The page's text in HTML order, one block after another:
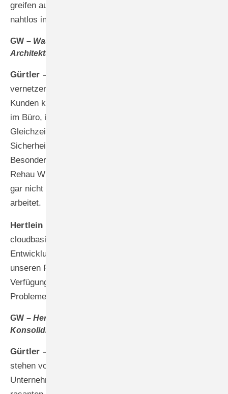
greifen auf technische Dokumentationen zu. ­Alles ist
nahtlos in ihre Arbeitsabläufe integriert.
GW –Was sind die Vorteile der cloudbasierten
Architektur?
Gürtler –
vernetzen und trotzdem flexibel zu bleiben. Unsere
Kunden können von überall auf ihre Daten zugreifen:
im Büro, in der Werkstatt oder beim Kunden vor Ort.
Gleichzeitig sorgen wir für höchste
Sicherheitsstandards und automatische Updates. Das
Besondere an unserer gemeinsamen Lösung mit
Rehau Window Solutions ist, dass der Fensterbauer
gar nicht merkt, dass er mit verschiedenen Systemen
arbeitet.
Hertlein –
cloudbasierte Vernetzung eine strategische
Entwicklung, die wir seit Jahren forcieren. Wir können
unseren Partnern in Echtzeit neue Services zur
Verfügung stellen, Produktdaten aktualisieren und bei
Problemen sofort unterstützen.
GW –Herr Gürtler, wie bewerten Sie die aktuelle
Konsolidierung auf dem Fenstersoftware-Markt?
Gürtler –
stehen vor der Herausforderung, dass sie als einzelne
Unternehmen nicht die Ressourcen haben, um mit den